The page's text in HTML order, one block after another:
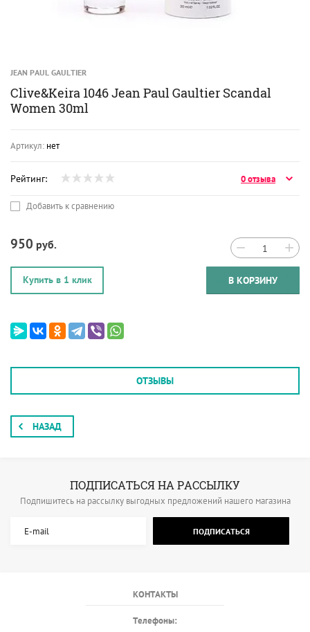
JEAN PAUL GAULTIER
Clive&Keira 1046 Jean Paul Gaultier Scandal
Women 30ml
Артикул: нет
Рейтинг: 0 отзыва
Добавить к сравнению
950 руб. − +
Купить в 1 клик В КОРЗИНУ
ОТЗЫВЫ
НАЗАД
ПОДПИСАТЬСЯ НА РАССЫЛКУ
Подпишитесь на рассылку выгодных предложений нашего магазина
ПОДПИСАТЬСЯ
КОНТАКТЫ
Телефоны: